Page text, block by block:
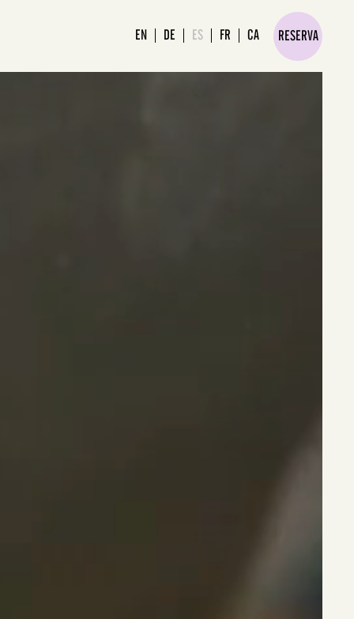
EN DE ES FR CA
CONTACTO & PARKING CITY GUIDE RESERVA